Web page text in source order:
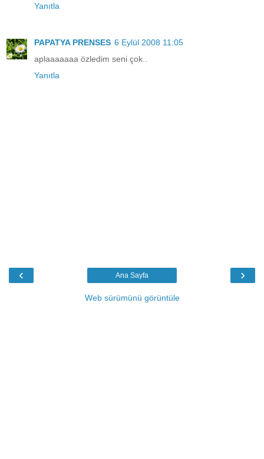
Yanıtla
PAPATYA PRENSES 6 Eylül 2008 11:05
aplaaaaaaa özledim seni çok..
Yanıtla
‹ ›
Ana Sayfa
Web sürümünü görüntüle